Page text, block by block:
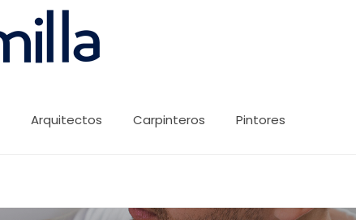
Arquitectos Carpinteros Pintores